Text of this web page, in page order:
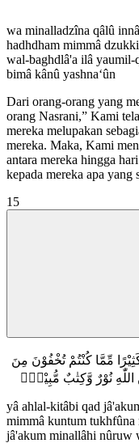
wa minalladzîna qâlû
hadhdham mimmâ
wal-baghdlâ'a ilâ yaumil-
bimâ kânû yashna‘ûn
Dari orang-orang yang
orang Nasrani,” Kami
mereka melupakan
mereka. Maka, Kami
antara mereka hingga
kepada mereka apa yang
15
مِّمَّا كُنْتُمْ تُخْفُوْنَ مِنَ
نُوْرٌ وَّكِتٰبٌ مُّبِيْنٌۙ
yâ ahlal-kitâbi qad
mimmâ kuntum tukhfûna
jâ'akum minallâhi nûruw